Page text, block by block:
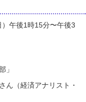
午後1時15分〜午後3
」
（経済アナリスト・